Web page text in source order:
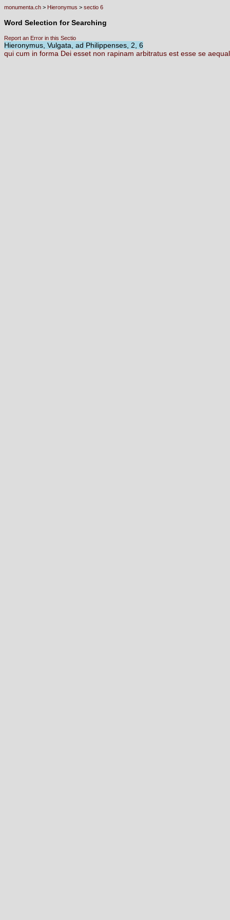
monumenta.ch > Hieronymus > sectio 6
Word Selection for Searching
Report an Error in this Sectio
Hieronymus, Vulgata, ad Philippenses, 2, 6
qui cum in forma Dei esset non rapinam arbitratus est esse se